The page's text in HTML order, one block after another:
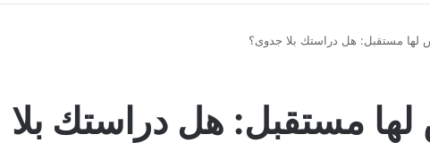
مستقبل: هل دراستك بلا جدوى؟
مستقبل: هل دراستك بلا